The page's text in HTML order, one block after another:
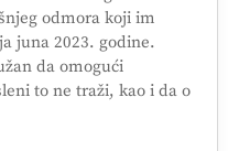
odmora koji im
juna 2023. godine.
da omogući
to ne traži, kao i da o